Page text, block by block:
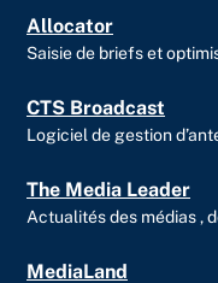
Allocator
Saisie de briefs et
CTS Broadcast
Logiciel de gestion
The Media Leader
Actualités des médias ,
MediaLand